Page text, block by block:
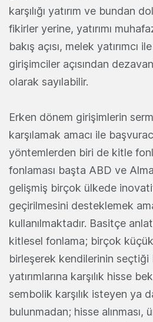
karşılığı yatırım ve bundan
fikirler yerine, yatırımı
bakış açısı, melek yatırımcı
girişimciler açısından
olarak sayılabilir.
Erken dönem girişimlerin
karşılamak amacı ile
yöntemlerden biri de kitle
fonlaması başta ABD ve
gelişmiş birçok ülkede
geçirilmesini desteklemek
kullanılmaktadır. Basitçe
kitlesel fonlama; birçok küçük
birleşerek kendilerinin seçtiği
yatırımlarına karşılık hisse
sembolik karşılık isteyen ya
bulunmadan; hisse alınması,